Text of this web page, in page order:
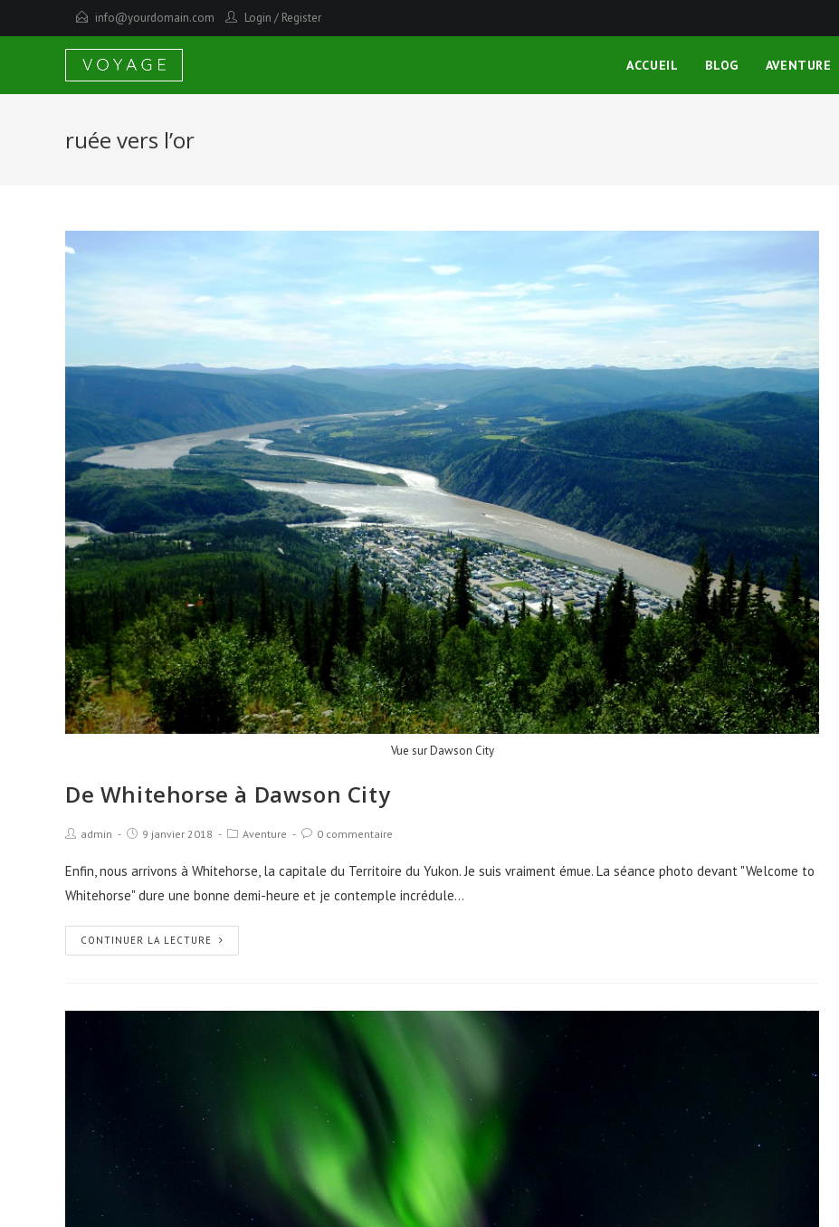
info@yourdomain.com Login / Register
ACCUEIL BLOG AVENTURE
ruée vers l’or
Vue sur Dawson City
De Whitehorse à Dawson City
admin 9 janvier 2018 Aventure 0 commentaire
Enfin, nous arrivons à Whitehorse, la capitale du Territoire du Yukon. Je suis vraiment émue. La séance photo devant "Welcome to
Whitehorse" dure une bonne demi-heure et je contemple incrédule…
CONTINUER LA LECTURE